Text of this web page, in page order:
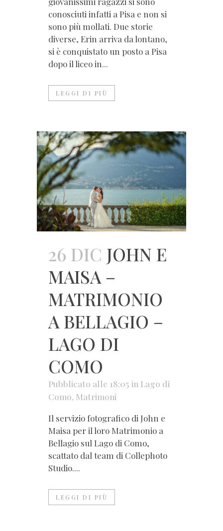
conosciuti infatti a Pisa e non si
sono più mollati. Due storie
diverse, Erin arriva da lontano,
si è conquistato un posto a Pisa
dopo il liceo in...
LEGGI DI PIÙ
26 DIC JOHN E
MAISA –
MATRIMONIO
A BELLAGIO –
LAGO DI
COMO
Pubblicato alle 18:05 in Lago di
Como, Matrimoni
Il servizio fotografico di John e
Maisa per il loro Matrimonio a
Bellagio sul Lago di Como,
scattato dal team di Collephoto
Studio....
LEGGI DI PIÙ